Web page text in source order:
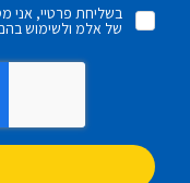
בשליחת פרטיי, אני
של אלמ ולשימוש